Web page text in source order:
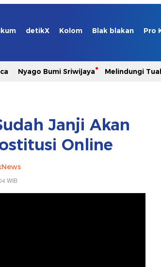
detikX Kolom Blak blakan Pro
Nyago Bumi Sriwijaya Melindungi
Janji Akan
Online
WIB